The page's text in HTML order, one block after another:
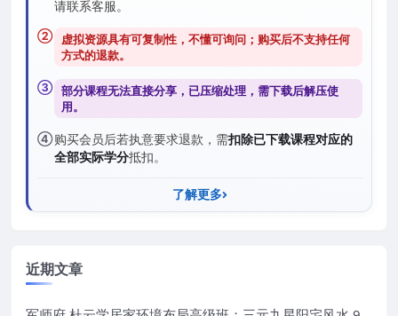
请联系客服。
② 虚拟资源具有可复制性，不懂可询问；购买后不支持任何
方式的退款。
③ 部分课程无法直接分享，已压缩处理，需下载后解压使
用。
④购买会员后若执意要求退款，需扣除已下载课程对应的
全部实际学分抵扣。
了解更多
近期文章